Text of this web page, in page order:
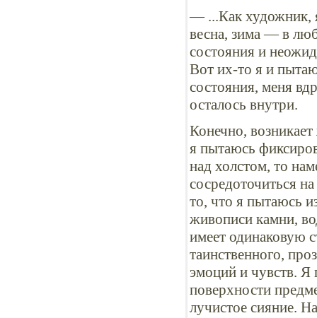
— ...Как художник,
весна, зима — в
состояния и
Вот их-то я и
состояния, меня
осталось внутри.
Конечно,
я пытаюсь
над холстом, то
сосредоточиться
то, что я пытаюсь
живописи камни,
имеет одинаковую
таинственного,
эмоций и чувств. Я
поверхности
лучистое сияние.